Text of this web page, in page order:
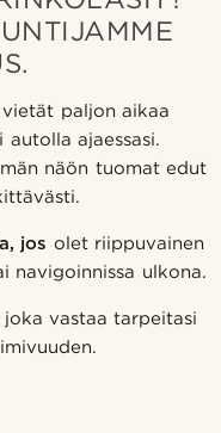
vietät paljon aikaa
ajaessasi.
näön tuomat edut
jos olet riippuvainen
navigoinnissa ulkona.
vastaa tarpeitasi